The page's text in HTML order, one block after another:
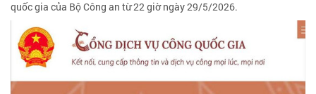
quốc gia của Bộ Công an từ 22 giờ ngày 29/5/2026.